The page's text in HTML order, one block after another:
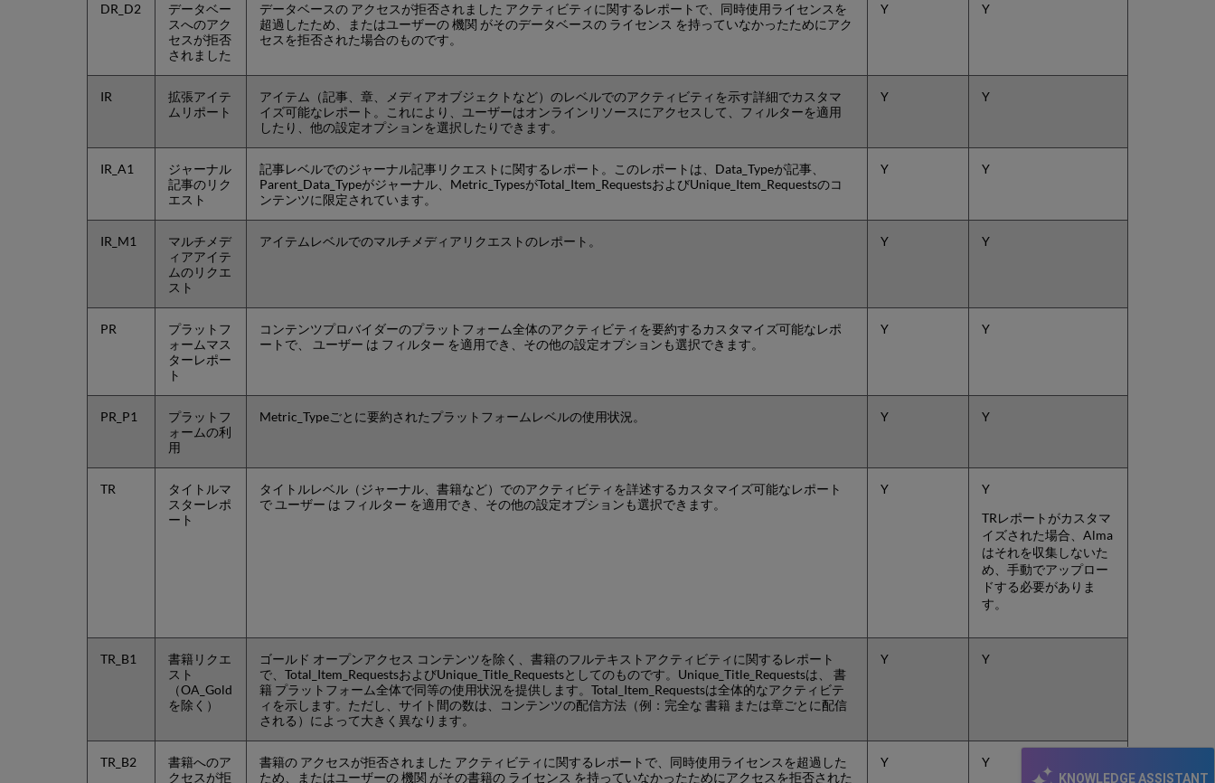
KNOWLEDGE ASSISTANT
SUSHI
ン
を
に
カ
ス
タ
ム
SUSHI
使
タ
DR_D2
データベー
スへのアク
セスが拒否
されました
データベースの アクセスが拒否されました アクティビティに関するレポートで、同時使用ライセンスを
超過したため、またはユーザーの 機関 がそのデータベースの ライセンス を持っていなかったためにアク
セスを拒否された場合のものです。
Y Y
IR
拡張アイテ
ムリポート
アイテム（記事、章、メディアオブジェクトなど）のレベルでのアクティビティを示す詳細でカスタマ
イズ可能なレポート。これにより、ユーザーはオンラインリソースにアクセスして、フィルターを適用
したり、他の設定オプションを選択したりできます。
Y Y
IR_A1
ジャーナル
記事のリク
エスト
記事レベルでのジャーナル記事リクエストに関するレポート。このレポートは、Data_Typeが記事、
Parent_Data_Typeがジャーナル、Metric_TypesがTotal_Item_RequestsおよびUnique_Item_Requestsのコ
ンテンツに限定されています。
Y Y
IR_M1
マルチメデ
ィアアイテ
ムのリクエ
スト
アイテムレベルでのマルチメディアリクエストのレポート。 Y Y
PR
プラットフ
ォームマス
ターレポー
ト
コンテンツプロバイダーのプラットフォーム全体のアクティビティを要約するカスタマイズ可能なレポ
ートで、 ユーザー は フィルター を適用でき、その他の設定オプションも選択できます。
Y Y
PR_P1
プラットフ
ォームの利
用
Metric_Typeごとに要約されたプラットフォームレベルの使用状況。 Y Y
TR
タイトルマ
スターレポ
ート
タイトルレベル（ジャーナル、書籍など）でのアクティビティを詳述するカスタマイズ可能なレポート
で ユーザー は フィルター を適用でき、その他の設定オプションも選択できます。
Y
Y
TRレポートがカスタマ
イズされた場合、Alma
はそれを収集しないた
め、手動でアップロー
ドする必要がありま
す。
TR_B1
書籍リクエ
スト
（OA_Gold
を除く）
ゴールド オープンアクセス コンテンツを除く、書籍のフルテキストアクティビティに関するレポート
で、Total_Item_RequestsおよびUnique_Title_Requestsとしてのものです。Unique_Title_Requestsは、 書
籍 プラットフォーム全体で同等の使用状況を提供します。Total_Item_Requestsは全体的なアクティビテ
ィを示します。ただし、サイト間の数は、コンテンツの配信方法（例：完全な 書籍 または章ごとに配信
される）によって大きく異なります。
Y Y
TR_B2
書籍へのア
クセスが拒
書籍の アクセスが拒否されました アクティビティに関するレポートで、同時使用ライセンスを超過した
ため、またはユーザーの 機関 がその書籍の ライセンス を持っていなかったためにアクセスを拒否された
Y Y